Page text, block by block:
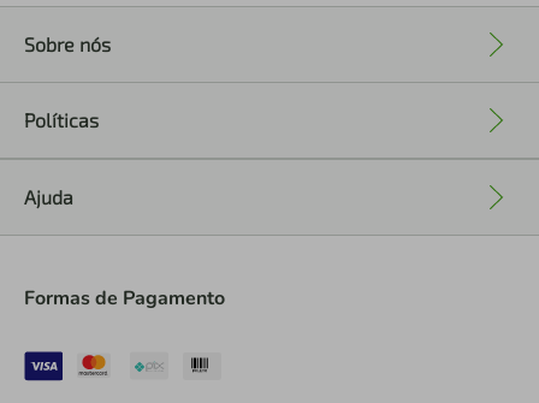
Sobre nós
Políticas
Ajuda
Formas de Pagamento